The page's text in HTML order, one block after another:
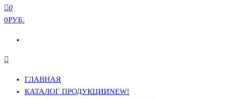
0
0РУБ.
ГЛАВНАЯ
КАТАЛОГ ПРОДУКЦИИNEW!